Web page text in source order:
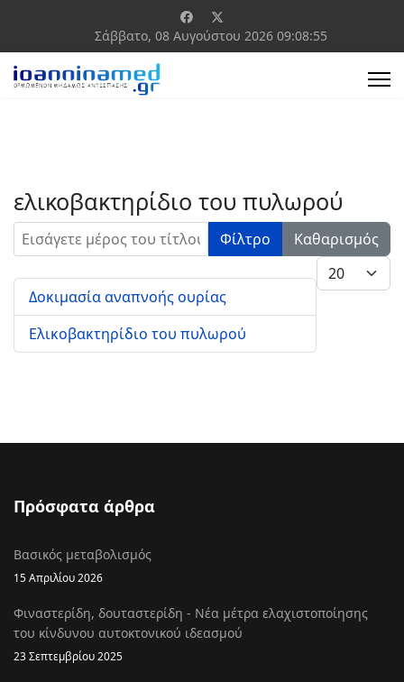
Σάββατο, 08 Αυγούστου 2026 09:08:55
ελικοβακτηρίδιο του πυλωρού
Εισάγετε μέρος του τίτλου. Φίλτρο
Καθαρισμός
Εμφάνιση #
Δοκιμασία αναπνοής ουρίας
Ελικοβακτηρίδιο του πυλωρού
Πρόσφατα άρθρα
Βασικός μεταβολισμός
15 Απριλίου 2026
Φιναστερίδη, δουταστερίδη - Νέα μέτρα ελαχιστοποίησης
του κίνδυνου αυτοκτονικού ιδεασμού
23 Σεπτεμβρίου 2025